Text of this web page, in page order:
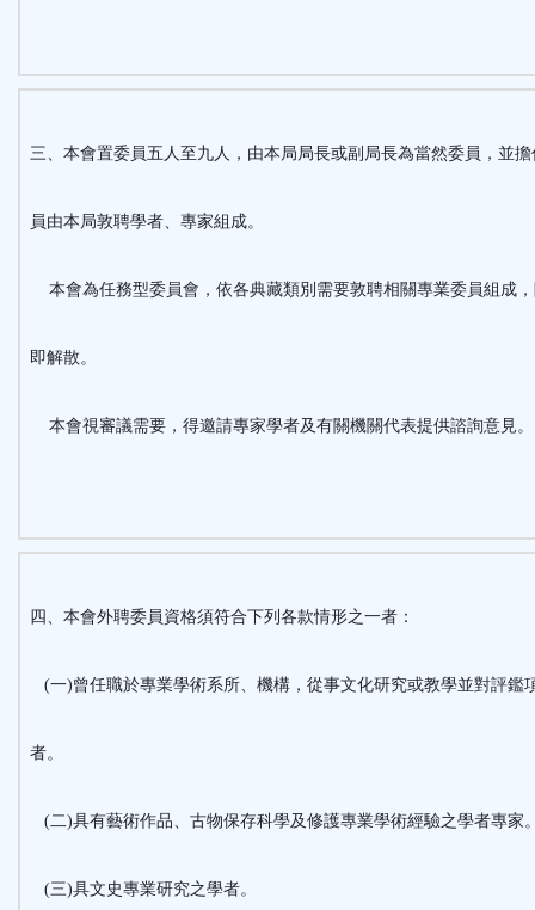
三、本會置委員五人至九人，由本局局長或副局長為當然委員，並
員由本局敦聘學者、專家組成。
本會為任務型委員會，依各典藏類別需要敦聘相關專業委員組成
即解散。
本會視審議需要，得邀請專家學者及有關機關代表提供諮詢意見。
四、本會外聘委員資格須符合下列各款情形之一者：
(一)曾任職於專業學術系所、機構，從事文化研究或教學並對評鑑
者。
(二)具有藝術作品、古物保存科學及修護專業學術經驗之學者專家
(三)具文史專業研究之學者。